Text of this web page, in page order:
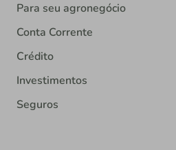
Para seu agronegócio
Conta Corrente
Crédito
Investimentos
Seguros